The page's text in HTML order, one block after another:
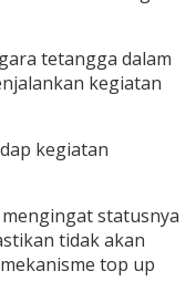
tetangga dalam
kegiatan
kegiatan
statusnya
tidak akan
top up